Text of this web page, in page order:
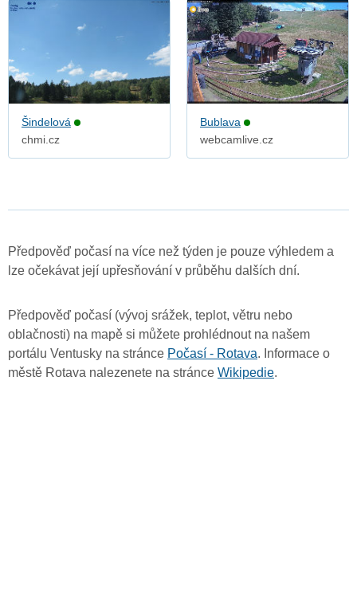
Šindelová
chmi.cz
Bublava
webcamlive.cz
Předpověď počasí na více než týden je pouze výhledem a
lze očekávat její upřesňování v průběhu dalších dní.
Předpověď počasí (vývoj srážek, teplot, větru nebo
oblačnosti) na mapě si můžete prohlédnout na našem
portálu Ventusky na stránce Počasí - Rotava. Informace o
městě Rotava nalezenete na stránce Wikipedie.